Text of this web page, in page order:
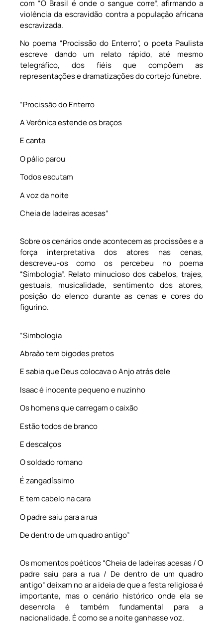
com “O Brasil é onde o sangue corre”, afirmando a
violência da escravidão contra a população africana
escravizada.
No poema “Procissão do Enterro”, o poeta Paulista
escreve dando um relato rápido, até mesmo
telegráfico, dos fiéis que compõem as
representações e dramatizações do cortejo fúnebre.
“Procissão do Enterro
A Verônica estende os braços
E canta
O pálio parou
Todos escutam
A voz da noite
Cheia de ladeiras acesas”
Sobre os cenários onde acontecem as procissões e a
força interpretativa dos atores nas cenas,
descreveu-os como os percebeu no poema
“Simbologia”. Relato minucioso dos cabelos, trajes,
gestuais, musicalidade, sentimento dos atores,
posição do elenco durante as cenas e cores do
figurino.
“Simbologia
Abraão tem bigodes pretos
E sabia que Deus colocava o Anjo atrás dele
Isaac é inocente pequeno e nuzinho
Os homens que carregam o caixão
Estão todos de branco
E descalços
O soldado romano
É zangadíssimo
E tem cabelo na cara
O padre saiu para a rua
De dentro de um quadro antigo”
Os momentos poéticos “Cheia de ladeiras acesas / O
padre saiu para a rua / De dentro de um quadro
antigo” deixam no ar a ideia de que a festa religiosa é
importante, mas o cenário histórico onde ela se
desenrola é também fundamental para a
nacionalidade. É como se a noite ganhasse voz.